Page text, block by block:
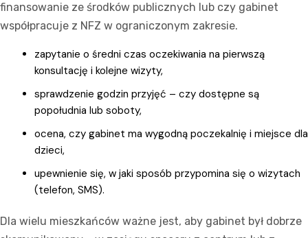
finansowanie ze środków publicznych lub czy gabinet
współpracuje z NFZ w ograniczonym zakresie.
zapytanie o średni czas oczekiwania na pierwszą
konsultację i kolejne wizyty,
sprawdzenie godzin przyjęć – czy dostępne są
popołudnia lub soboty,
ocena, czy gabinet ma wygodną poczekalnię i miejsce dla
dzieci,
upewnienie się, w jaki sposób przypomina się o wizytach
(telefon, SMS).
Dla wielu mieszkańców ważne jest, aby gabinet był dobrze